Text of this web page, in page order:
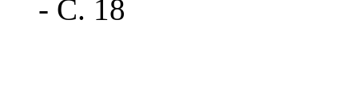
- С. 18